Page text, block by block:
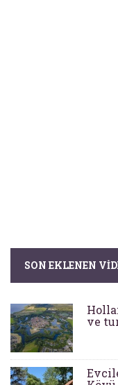
SON EKLENEN
ve